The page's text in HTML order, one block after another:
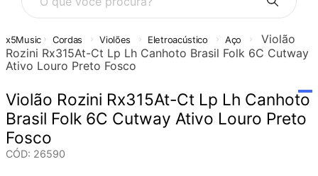
Cordas Violões Eletroacústico Aço
Violão
Rozini Rx315At-Ct Lp Lh Canhoto Brasil Folk 6C Cutway
Ativo Louro Preto Fosco
Violão Rozini Rx315At-Ct Lp Lh Canhoto
Brasil Folk 6C Cutway Ativo Louro Preto
Fosco
CÓD: 26590